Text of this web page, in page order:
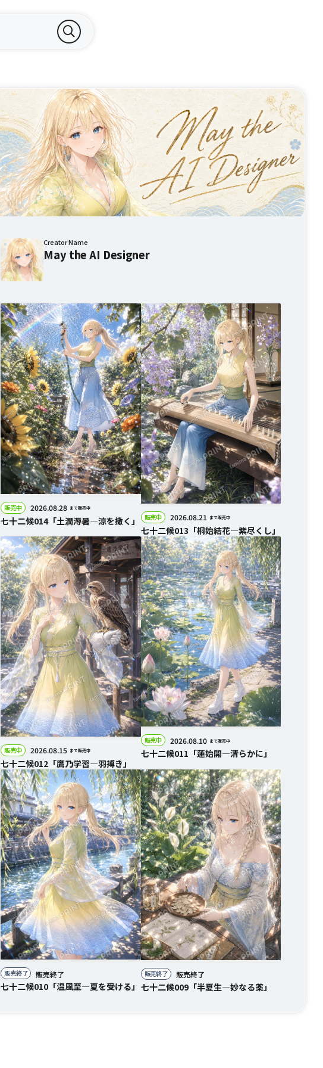
Creator Name
May the AI Designer
販売中 2026.08.28 まで販売中
七十二候014「土潤溽暑―涼を撒く」 販売中 2026.08.21 まで販売中
七十二候013「桐始結花―紫尽くし」
販売中 2026.08.15 まで販売中
七十二候012「鷹乃学習―羽搏き」
販売中 2026.08.10 まで販売中
七十二候011「蓮始開―清らかに」
販売終了 販売終了
七十二候010「温風至―夏を受ける」
販売終了 販売終了
七十二候009「半夏生―妙なる薬」